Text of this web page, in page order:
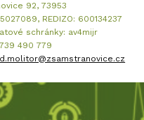
92, 73953
REDIZO: 600134237
schránky: av4mijr
490 779